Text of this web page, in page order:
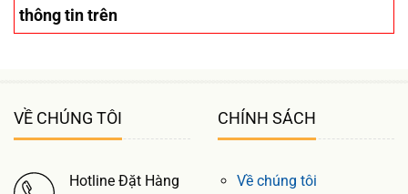
thông tin trên
VỀ CHÚNG TÔI
Hotline Đặt Hàng
CHÍNH SÁCH
Về chúng tôi